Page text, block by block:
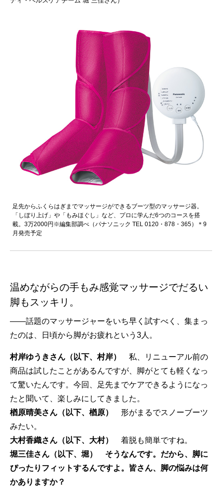
足先からふくらはぎまでマッサージができるブーツ型のマッサージ器。
「しぼり上げ」や「もみほぐし」など、プロに学んだ6つのコースを搭
載。3万2000円※編集部調べ（パナソニック TEL 0120・878・365）＊9
月発売予定
温めながらの手もみ感覚マッサージでだるい
脚もスッキリ。
——話題のマッサージャーをいち早く試すべく、集まっ
たのは、日頃から脚がお疲れという3人。
村岸ゆうきさん（以下、村岸）
私、リニューアル前の
商品は試したことがあるんですが、脚がとても軽くなっ
て驚いたんです。今回、足先までケアできるようになっ
たと聞いて、楽しみにしてきました。
楢原晴美さん（以下、楢原）
形がまるでスノーブーツ
みたい。
大村香織さん（以下、大村）
着脱も簡単ですね。
堀三佳さん（以下、堀） そうなんです。だから、脚に
ぴったりフィットするんですよ。皆さん、脚の悩みは何
かありますか？